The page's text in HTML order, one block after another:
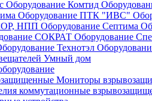
Оборудование Комтид
Оборудование ПТК "ИВС"
НПП Оборудование Септима
СОКРАТ Оборудование
Технотэл
Умный дом
Мониторы
коммутационные